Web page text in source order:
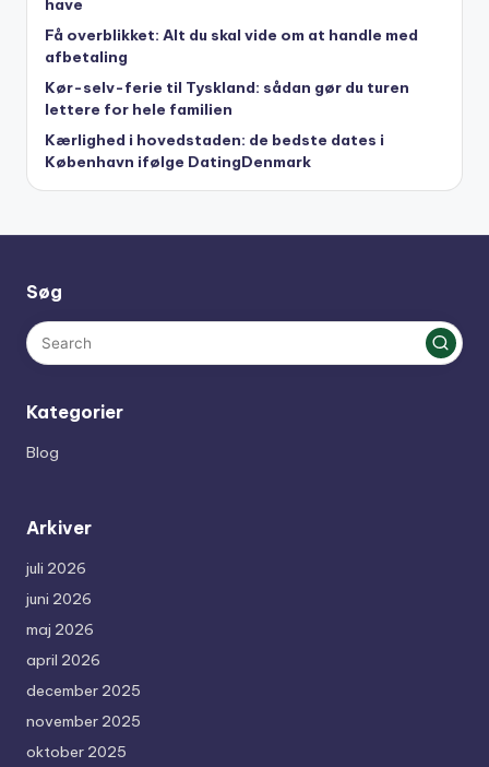
have
Få overblikket: Alt du skal vide om at handle med
afbetaling
Kør-selv-ferie til Tyskland: sådan gør du turen
lettere for hele familien
Kærlighed i hovedstaden: de bedste dates i
København ifølge DatingDenmark
Søg
Kategorier
Blog
Arkiver
juli 2026
juni 2026
maj 2026
april 2026
december 2025
november 2025
oktober 2025